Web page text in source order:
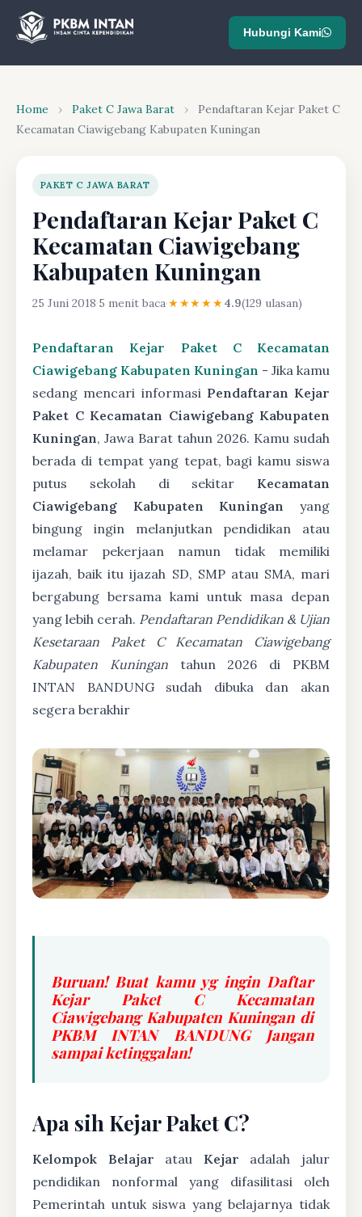
Hubungi Kami
Home › Paket C Jawa Barat ›
Pendaftaran Kejar Paket C
Kecamatan Ciawigebang Kabupaten Kuningan
PAKET C JAWA BARAT
Pendaftaran Kejar Paket C
Kecamatan Ciawigebang
Kabupaten Kuningan
25 Juni 2018·5 menit baca·★★★★★4.9(129 ulasan)
Pendaftaran Kejar Paket C Kecamatan
Ciawigebang Kabupaten Kuningan - Jika kamu
sedang mencari informasi Pendaftaran Kejar
Paket C Kecamatan Ciawigebang Kabupaten
Kuningan, Jawa Barat tahun 2026. Kamu sudah
berada di tempat yang tepat, bagi kamu siswa
putus sekolah di sekitar Kecamatan
Ciawigebang Kabupaten Kuningan yang
bingung ingin melanjutkan pendidikan atau
melamar pekerjaan namun tidak memiliki
ijazah, baik itu ijazah SD, SMP atau SMA, mari
bergabung bersama kami untuk masa depan
yang lebih cerah. Pendaftaran Pendidikan & Ujian
Kesetaraan Paket C Kecamatan Ciawigebang
Kabupaten Kuningantahun 2026 di PKBM
INTAN BANDUNG sudah dibuka dan akan
segera berakhir
Buruan! Buat kamu yg ingin Daftar
Kejar Paket C Kecamatan
Ciawigebang Kabupaten Kuningan di
PKBM INTAN BANDUNG Jangan
sampai ketinggalan!
Apa sih Kejar Paket C?
Kelompok Belajar atau Kejar adalah jalur
pendidikan nonformal yang difasilitasi oleh
Pemerintah untuk siswa yang belajarnya tidak